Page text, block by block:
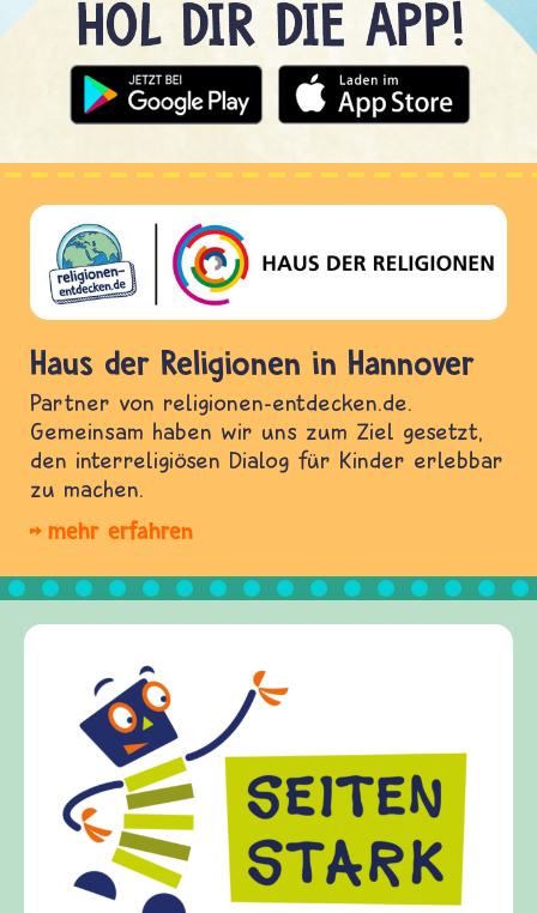
Haus der Religionen in Hannover
Partner von religionen-entdecken.de.
Gemeinsam haben wir uns zum Ziel gesetzt,
den interreligiösen Dialog für Kinder erlebbar
zu machen.
mehr erfahren
Frieden Fragen
frieden-fragen.de ist ein Internet-Angebot für
Kinder, Eltern und ErzieherInnen das zu
Fragen von Krieg und Frieden, Streit und
Gewalt informiert und einen Austausch zu
diesem Themenbereich ermöglicht. frieden-
fragen.de bietet Antworten auf wichtige